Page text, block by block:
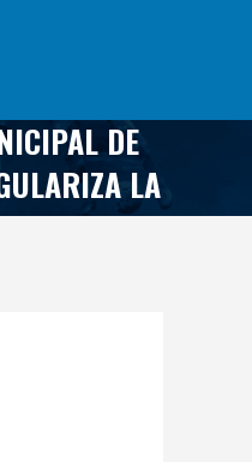
DE
LA
CAMPOS